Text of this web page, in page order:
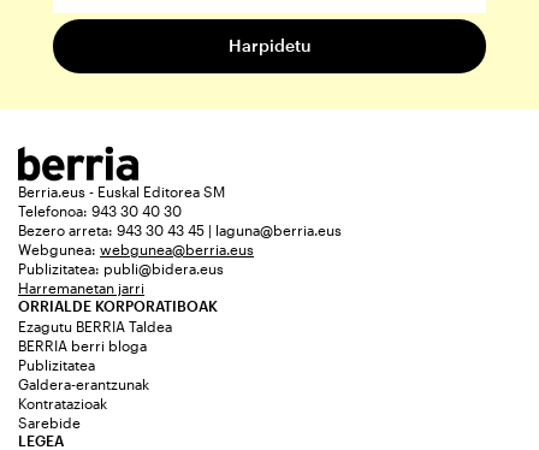
Berria.eus - Euskal Editorea SM
Telefonoa: 943 30 40 30
Bezero arreta: 943 30 43 45 | laguna@berria.eus
Webgunea: webgunea@berria.eus
Publizitatea: publi@bidera.eus
Harremanetan jarri
ORRIALDE KORPORATIBOAK
Ezagutu BERRIA Taldea
BERRIA berri bloga
Publizitatea
Galdera-erantzunak
Kontratazioak
Sarebide
LEGEA